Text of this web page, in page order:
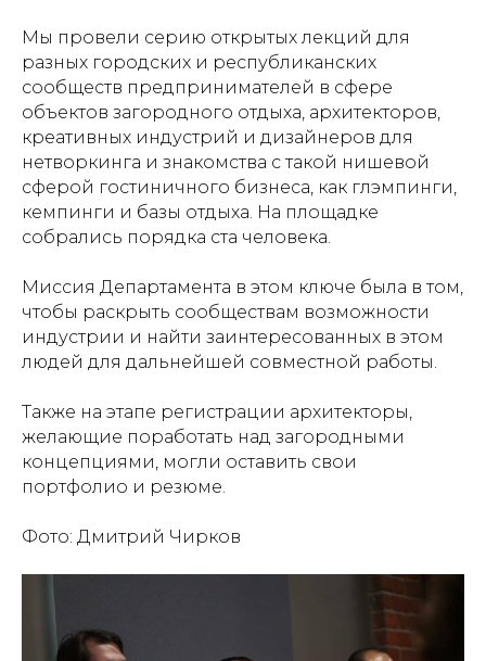
Мы провели серию открытых лекций для
разных городских и республиканских
сообществ предпринимателей в сфере
объектов загородного отдыха, архитекторов,
креативных индустрий и дизайнеров для
нетворкинга и знакомства с такой нишевой
сферой гостиничного бизнеса, как глэмпинги,
кемпинги и базы отдыха. На площадке
собрались порядка ста человека.
Миссия Департамента в этом ключе была в том,
чтобы раскрыть сообществам возможности
индустрии и найти заинтересованных в этом
людей для дальнейшей совместной работы.
Также на этапе регистрации архитекторы,
желающие поработать над загородными
концепциями, могли оставить свои
портфолио и резюме.
Фото: Дмитрий Чирков